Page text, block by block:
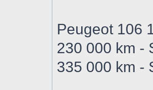
Peugeot 106
230 000 km -
335 000 km -